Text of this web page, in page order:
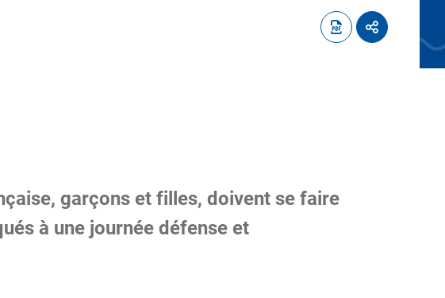
garçons et filles, doivent se faire
à une journée défense et